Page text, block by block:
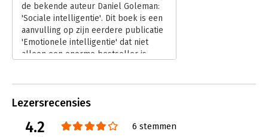
de bekende auteur Daniel Goleman:
'Sociale intelligentie'. Dit boek is een
aanvulling op zijn eerdere publicatie
'Emotionele intelligentie' dat niet
alleen een enorme bestseller is
Lees verder
Lezersrecensies
4.2 6 stemmen